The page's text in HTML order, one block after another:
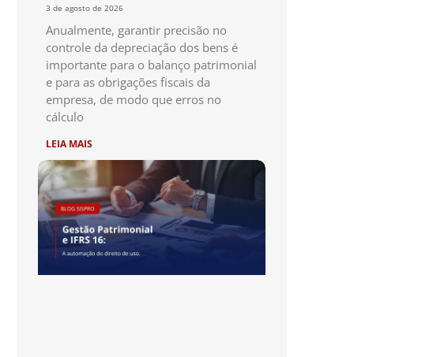
3 de agosto de 2026
Anualmente, garantir precisão no
controle da depreciação dos bens é
importante para o balanço patrimonial
e para as obrigações fiscais da
empresa, de modo que erros no
cálculo
LEIA MAIS